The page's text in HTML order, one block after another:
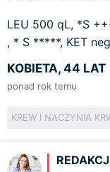
LEU 500 qL, *S
, * S *****, KET
KOBIETA, 44 LAT
ponad rok temu